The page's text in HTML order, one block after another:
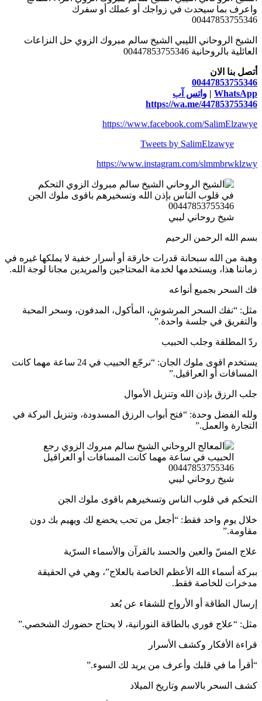
واعرف بما سيحدث في زواجك أو عملك أو سفرك
00447853755346
الشيخ الروحاني الليبي الشيخ سالم مبروك الزوي حل النزاعات
العائلية بالروحانية 00447853755346
أتصل بنا الان
00447853755346
WhatsApp
| واتس آب
https://wa.me/447853755346
https://www.facebook.com/SalimElzawye
Tweets by SalimElzawye
https://www.instagram.com/slmmbrwklzwy
شيخ روحاني ليبي
بسم الله الرحمن الرحيم
وهبة من الله سبحانة قدرات خارقة أو أسرار خفية لا يملكها غيره في
زماننا هذا، ويستخدمها لخدمة المحتاجين والمريدين مجانا لوجة الله.
فك السحر بجميع أنواعه
مثل: “نفك السحر المرشوش، المأكول، المدفون، وسحر المحبة
والتفريق في جلسة واحدة.”
ردّ المطلقة وجلب الحبيب
يستخدم اقوى ملوك الجان: “نرجّع الحبيب في 24 ساعة مهما كانت
المسافات أو العراقيل.”
جلب الرزق بإذن الله وتنزيل الأموال
ولله الفضل وحدة: “فتح أبواب الرزق المسدودة، وتنزيل البركة في
التجارة والعمل.”
شيخ روحاني ليبي
التحكم في قلوب الناس وتسخيرهم باقوى ملوك الجن
خلال يوم واحد فقط: “أجعل من تحب يخضع لك ويهيم بك دون
مقاومة.”
علاج المسّ والعين والحسد بالقرآن والأسماء السرّية
ببركة أسماء الله الأعظم الخاصة بالعلاج”، وهي في الحقيقة
مدخرات للخاصة فقط.
إرسال الطاقة أو الأرواح للشفاء عن بُعد
مثل: “علاج فوري بالطاقة النورانية، لا يحتاج حضورك الشخصي.”
قراءة الأفكار وكشف الأسرار
“أقرأ ما في قلبك وأعرف من يريد لك السوء.”
كشف السحر بالاسم وتاريخ الميلاد